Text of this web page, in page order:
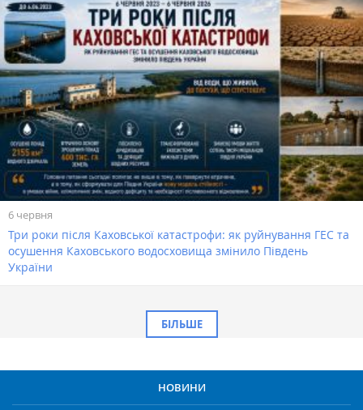
6 червня
Три роки після Каховської катастрофи: як руйнування ГЕС та
осушення Каховського водосховища змінило Південь
України
БІЛЬШЕ
НОВИНИ